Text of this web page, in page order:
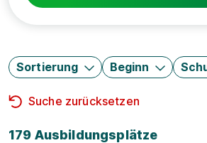
Sortierung Beginn
Suche zurücksetzen
179 Ausbildungsplätze